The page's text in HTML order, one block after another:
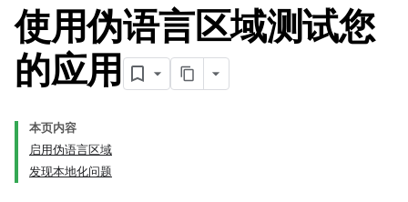
使用伪语言区域测试您
的应用
本页内容
启用伪语言区域
发现本地化问题